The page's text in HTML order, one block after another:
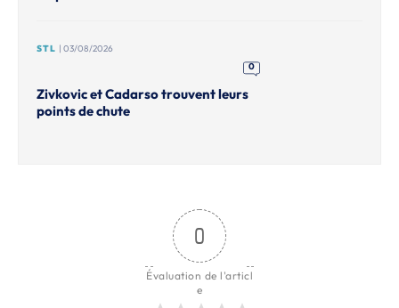
STL | 03/08/2026
0
Zivkovic et Cadarso trouvent leurs
points de chute
0
Évaluation de l'articl
e